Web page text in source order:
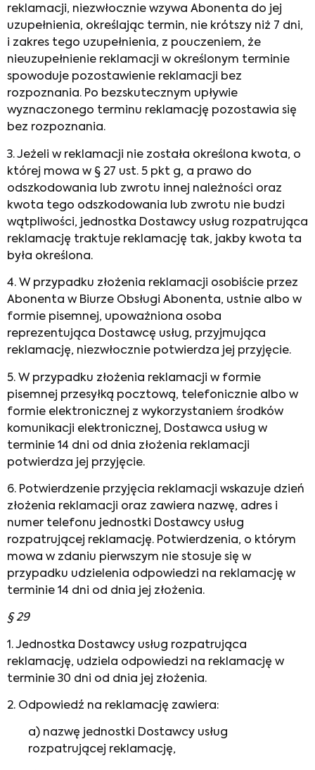
reklamacji, niezwłocznie wzywa Abonenta do jej
uzupełnienia, określając termin, nie krótszy niż 7 dni,
i zakres tego uzupełnienia, z pouczeniem, że
nieuzupełnienie reklamacji w określonym terminie
spowoduje pozostawienie reklamacji bez
rozpoznania. Po bezskutecznym upływie
wyznaczonego terminu reklamację pozostawia się
bez rozpoznania.
3. Jeżeli w reklamacji nie została określona kwota, o
której mowa w § 27 ust. 5 pkt g, a prawo do
odszkodowania lub zwrotu innej należności oraz
kwota tego odszkodowania lub zwrotu nie budzi
wątpliwości, jednostka Dostawcy usług rozpatrująca
reklamację traktuje reklamację tak, jakby kwota ta
była określona.
4. W przypadku złożenia reklamacji osobiście przez
Abonenta w Biurze Obsługi Abonenta, ustnie albo w
formie pisemnej, upoważniona osoba
reprezentująca Dostawcę usług, przyjmująca
reklamację, niezwłocznie potwierdza jej przyjęcie.
5. W przypadku złożenia reklamacji w formie
pisemnej przesyłką pocztową, telefonicznie albo w
formie elektronicznej z wykorzystaniem środków
komunikacji elektronicznej, Dostawca usług w
terminie 14 dni od dnia złożenia reklamacji
potwierdza jej przyjęcie.
6. Potwierdzenie przyjęcia reklamacji wskazuje dzień
złożenia reklamacji oraz zawiera nazwę, adres i
numer telefonu jednostki Dostawcy usług
rozpatrującej reklamację. Potwierdzenia, o którym
mowa w zdaniu pierwszym nie stosuje się w
przypadku udzielenia odpowiedzi na reklamację w
terminie 14 dni od dnia jej złożenia.
§ 29
1. Jednostka Dostawcy usług rozpatrująca
reklamację, udziela odpowiedzi na reklamację w
terminie 30 dni od dnia jej złożenia.
2. Odpowiedź na reklamację zawiera:
a) nazwę jednostki Dostawcy usług
rozpatrującej reklamację,